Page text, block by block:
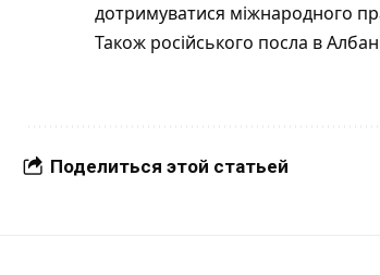
дотримуватися міжнародного
Також російського посла в
Поделиться этой статьей